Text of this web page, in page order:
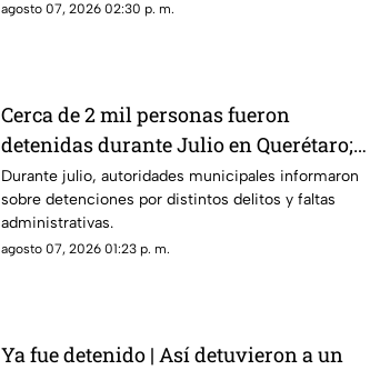
Querétaro.
agosto 07, 2026 02:30 p. m.
Cerca de 2 mil personas fueron
detenidas durante Julio en Querétaro;
estos fueron los principales motivos
Durante julio, autoridades municipales informaron
sobre detenciones por distintos delitos y faltas
administrativas.
agosto 07, 2026 01:23 p. m.
Ya fue detenido | Así detuvieron a un